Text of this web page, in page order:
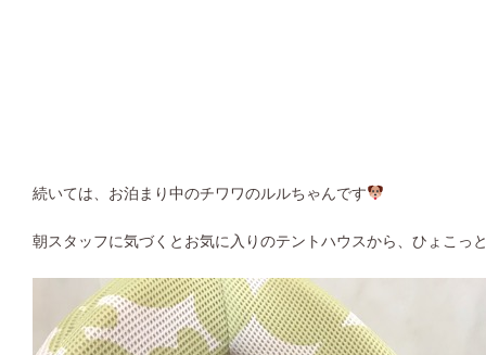
続いては、お泊まり中のチワワのルルちゃんです
朝スタッフに気づくとお気に入りのテントハウスから、ひょこっ